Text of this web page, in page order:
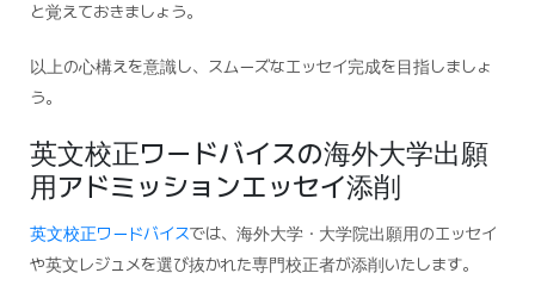
と覚えておきましょう。
以上の心構えを意識し、スムーズなエッセイ完成を目指しましょ
う。
英文校正ワードバイスの海外大学出願
用アドミッションエッセイ添削
英文校正ワードバイスでは、海外大学・大学院出願用のエッセイ
や英文レジュメを選び抜かれた専門校正者が添削いたします。